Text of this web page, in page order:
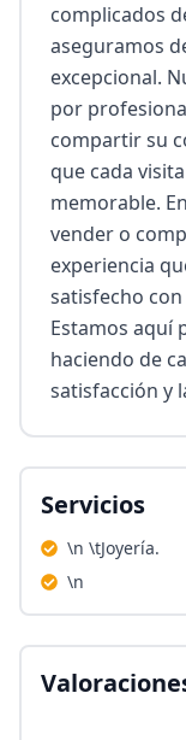
complicados
aseguramos
excepcional.
por
compartir su
que cada
memorable.
vender o
experiencia
satisfecho
Estamos aquí
haciendo de
satisfacción y
Servicios
\n \tJoyería.
\n